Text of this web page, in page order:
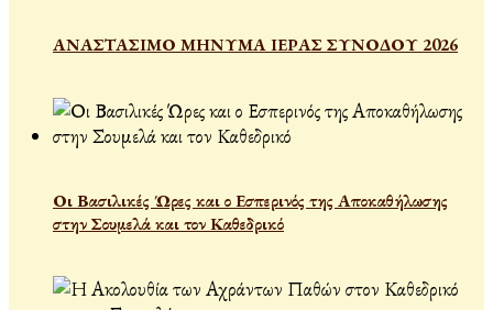
ΑΝΑΣΤΑΣΙΜΟ ΜΗΝΥΜΑ ΙΕΡΑΣ ΣΥΝΟΔΟΥ 2026
Οι Βασιλικές Ώρες και ο Εσπερινός της Αποκαθήλωσης
στην Σουμελά και τον Καθεδρικό